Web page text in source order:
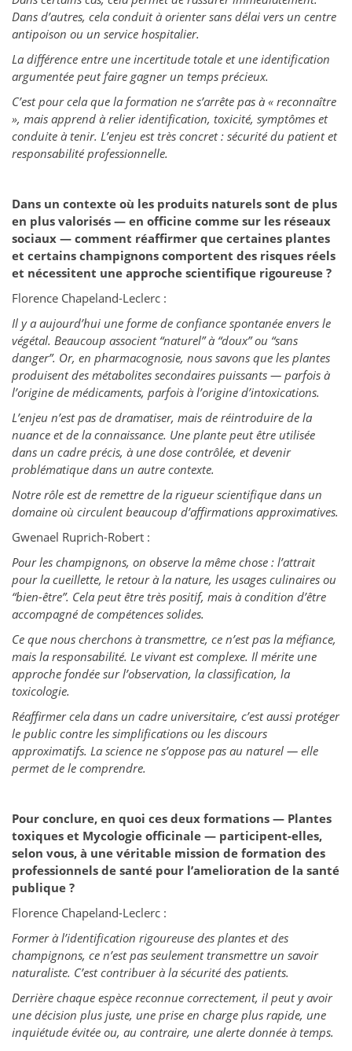
Dans d’autres, cela conduit à orienter sans délai vers un centre
antipoison ou un service hospitalier.
La différence entre une incertitude totale et une identification
argumentée peut faire gagner un temps précieux.
C’est pour cela que la formation ne s’arrête pas à « reconnaître
», mais apprend à relier identification, toxicité, symptômes et
conduite à tenir. L’enjeu est très concret : sécurité du patient et
responsabilité professionnelle.
Dans un contexte où les produits naturels sont de plus
en plus valorisés — en officine comme sur les réseaux
sociaux — comment réaffirmer que certaines plantes
et certains champignons comportent des risques réels
et nécessitent une approche scientifique rigoureuse ?
Florence Chapeland-Leclerc :
Il y a aujourd’hui une forme de confiance spontanée envers le
végétal. Beaucoup associent “naturel” à “doux” ou “sans
danger”. Or, en pharmacognosie, nous savons que les plantes
produisent des métabolites secondaires puissants — parfois à
l’origine de médicaments, parfois à l’origine d’intoxications.
L’enjeu n’est pas de dramatiser, mais de réintroduire de la
nuance et de la connaissance. Une plante peut être utilisée
dans un cadre précis, à une dose contrôlée, et devenir
problématique dans un autre contexte.
Notre rôle est de remettre de la rigueur scientifique dans un
domaine où circulent beaucoup d’affirmations approximatives.
Gwenael Ruprich-Robert :
Pour les champignons, on observe la même chose : l’attrait
pour la cueillette, le retour à la nature, les usages culinaires ou
“bien-être”. Cela peut être très positif, mais à condition d’être
accompagné de compétences solides.
Ce que nous cherchons à transmettre, ce n’est pas la méfiance,
mais la responsabilité. Le vivant est complexe. Il mérite une
approche fondée sur l’observation, la classification, la
toxicologie.
Réaffirmer cela dans un cadre universitaire, c’est aussi protéger
le public contre les simplifications ou les discours
approximatifs. La science ne s’oppose pas au naturel — elle
permet de le comprendre.
Pour conclure, en quoi ces deux formations — Plantes
toxiques et Mycologie officinale — participent-elles,
selon vous, à une véritable mission de formation des
professionnels de santé pour l’amelioration de la santé
publique ?
Florence Chapeland-Leclerc :
Former à l’identification rigoureuse des plantes et des
champignons, ce n’est pas seulement transmettre un savoir
naturaliste. C’est contribuer à la sécurité des patients.
Derrière chaque espèce reconnue correctement, il peut y avoir
une décision plus juste, une prise en charge plus rapide, une
inquiétude évitée ou, au contraire, une alerte donnée à temps.